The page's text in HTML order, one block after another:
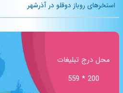
استخرهای روباز دوقلو در آذرشهر
محل درج تبلیغات
200 * 559